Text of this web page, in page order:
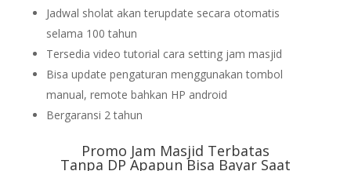
Jadwal sholat akan terupdate secara otomatis
selama 100 tahun
Tersedia video tutorial cara setting jam masjid
Bisa update pengaturan menggunakan tombol
manual, remote bahkan HP android
Bergaransi 2 tahun
Promo Jam Masjid Terbatas
Tanpa DP Apapun Bisa Bayar Saat